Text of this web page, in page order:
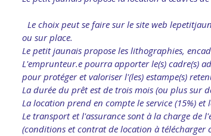
Le choix peut se faire sur le site web
ou sur place.
Le petit jaunais propose les lithographies,
L'emprunteur.e pourra apporter le(s) cadre(s)
pour protéger et valoriser l'(les) estampe(s)
La durée du prêt est de trois mois (ou plus sur
La location prend en compte le service (15%) et
Le transport et l'assurance sont à la charge de
(conditions et contrat de location à télécharger